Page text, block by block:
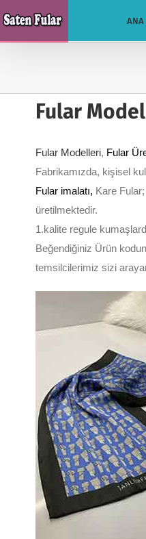
to
content
ANA
Fular
Fular Modelleri, Fular
Fabrikamızda, kişisel
Fular imalatı, Kare
üretilmektedir.
1.kalite regule
Beğendiğiniz Ürün
temsilcilerimiz sizi